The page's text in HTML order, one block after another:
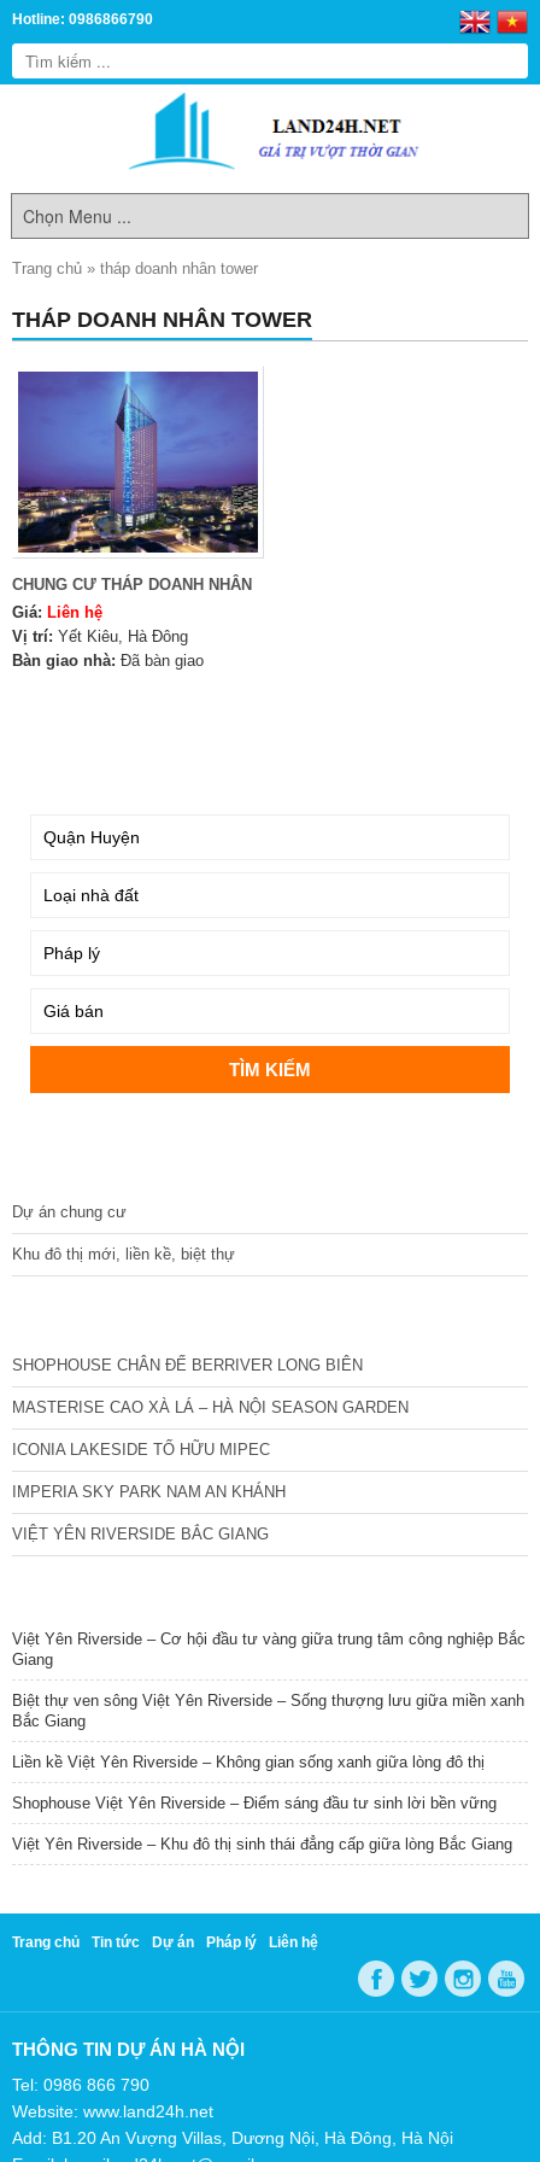
Hotline: 0986866790
Trang chủ » tháp doanh nhân tower
THÁP DOANH NHÂN TOWER
CHUNG CƯ THÁP DOANH NHÂN
Giá: Liên hệ
Vị trí: Yết Kiêu, Hà Đông
Bàn giao nhà: Đã bàn giao
Dự án chung cư
Khu đô thị mới, liền kề, biệt thự
SHOPHOUSE CHÂN ĐẾ BERRIVER LONG BIÊN
MASTERISE CAO XÀ LÁ – HÀ NỘI SEASON GARDEN
ICONIA LAKESIDE TỐ HỮU MIPEC
IMPERIA SKY PARK NAM AN KHÁNH
VIỆT YÊN RIVERSIDE BẮC GIANG
Việt Yên Riverside – Cơ hội đầu tư vàng giữa trung tâm công nghiệp Bắc
Giang
Biệt thự ven sông Việt Yên Riverside – Sống thượng lưu giữa miền xanh
Bắc Giang
Liền kề Việt Yên Riverside – Không gian sống xanh giữa lòng đô thị
Shophouse Việt Yên Riverside – Điểm sáng đầu tư sinh lời bền vững
Việt Yên Riverside – Khu đô thị sinh thái đẳng cấp giữa lòng Bắc Giang
Trang chủ Tin tức Dự án Pháp lý Liên hệ
THÔNG TIN DỰ ÁN HÀ NỘI
Tel: 0986 866 790
Website: www.land24h.net
Add: B1.20 An Vượng Villas, Dương Nội, Hà Đông, Hà Nội